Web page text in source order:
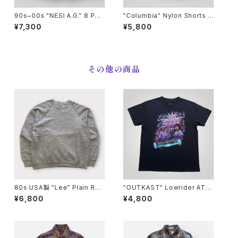
90s~00s "NESI A.G." 8 Poc
ket Nylon Cargo SHORTS
NESI 8ポケット ナイロン カー
¥7,300
"Columbia" Nylon Shorts コ
ロンビア ナイロン 水陸両用 シ
ョートパンツ [M]
¥5,800
その他の商品
80s USA製 "Lee" Plain Rag
lan Sweat リー ラグランスウェ
ット [XL]
¥6,800
"OUTKAST" Lowrider ATLi
ens T-Shirt アウトキャスト T
シャツ [XL]
¥4,800